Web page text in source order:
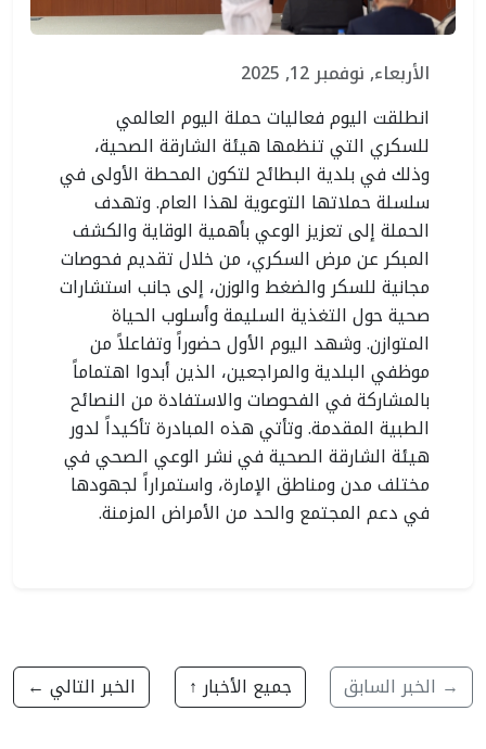
الأربعاء, نوفمبر 12, 2025
انطلقت اليوم فعاليات حملة اليوم العالمي
للسكري التي تنظمها هيئة الشارقة الصحية،
وذلك في بلدية البطائح لتكون المحطة الأولى في
سلسلة حملاتها التوعوية لهذا العام. وتهدف
الحملة إلى تعزيز الوعي بأهمية الوقاية والكشف
المبكر عن مرض السكري، من خلال تقديم فحوصات
مجانية للسكر والضغط والوزن، إلى جانب استشارات
صحية حول التغذية السليمة وأسلوب الحياة
المتوازن. وشهد اليوم الأول حضوراً وتفاعلاً من
موظفي البلدية والمراجعين، الذين أبدوا اهتماماً
بالمشاركة في الفحوصات والاستفادة من النصائح
الطبية المقدمة. وتأتي هذه المبادرة تأكيداً لدور
هيئة الشارقة الصحية في نشر الوعي الصحي في
مختلف مدن ومناطق الإمارة، واستمراراً لجهودها
في دعم المجتمع والحد من الأمراض المزمنة.
→ الخبر السابق جميع الأخبار ↑ الخبر التالي ←